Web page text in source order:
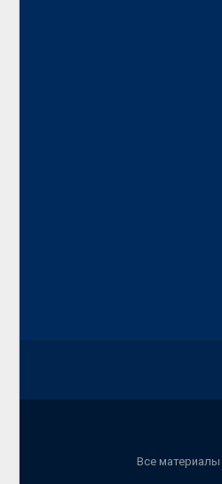
Все материалы